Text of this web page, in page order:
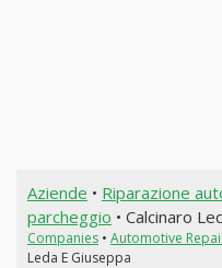
Aziende • Riparazione
parcheggio • Calcinaro
Companies• Automotive
Leda E Giuseppa